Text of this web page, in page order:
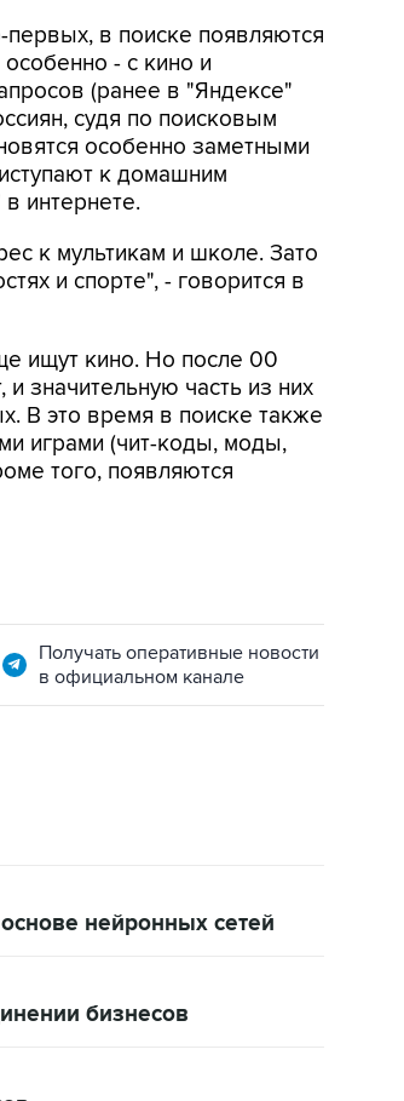
первых, в поиске появляются
- с кино и
(ранее в "Яндексе"
судя по поисковым
особенно заметными
к домашним
интернете.
к мультикам и школе. Зато
и спорте", - говорится в
ищут кино. Но после 00
значительную часть из них
В это время в поиске также
играми (чит-коды, моды,
того, появляются
Получать оперативные новости
в официальном канале
нейронных сетей
бизнесов